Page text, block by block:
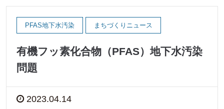
PFAS地下水汚染 まちづくりニュース
有機フッ素化合物（PFAS）地下水汚染
問題
2023.04.14